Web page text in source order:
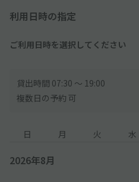
ので、掲載写真で駐車位置を確
利用日時の指定
ご利用日時を選択してください
貸出時間 07:30 〜 19:00
複数日の予約 可
日 月 火 水
2026年8月